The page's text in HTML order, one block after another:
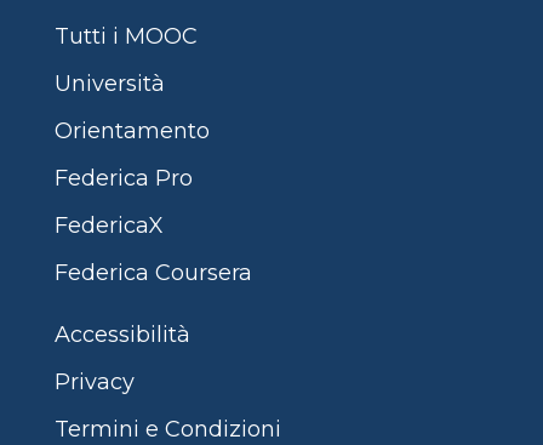
Tutti i MOOC
Università
Orientamento
Federica Pro
FedericaX
Federica Coursera
Accessibilità
Privacy
Termini e Condizioni